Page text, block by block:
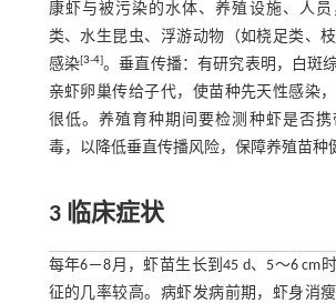
康虾与被污染的水体、养殖设施、人员
类、水生昆虫、浮游动物（如桡足类、
感染[3-4]。垂直传播：有研究表明，白斑
亲虾卵巢传给子代，使苗种先天性感染
很低。养殖育种期间要检测种虾是否
毒，以降低垂直传播风险，保障养殖苗种
3 临床症状
每年6－8月，虾苗生长到45 d、5～6 cm
征的几率较高。病虾发病前期，虾身消